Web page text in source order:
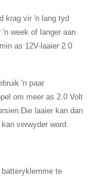
krag vir 'n lang tyd
week of langer aan
as 12V-laaier 2.0
'n paar
om meer as 2.0 Volt
laaier kan dan
verwyder word.
te